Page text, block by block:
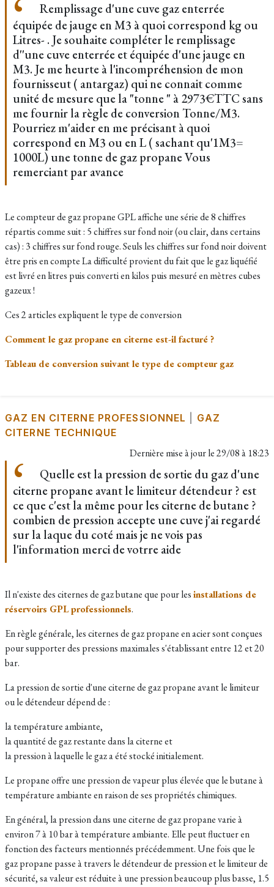
Remplissage d'une cuve gaz enterrée
équipée de jauge en M3 à quoi correspond kg ou
Litres- . Je souhaite compléter le remplissage
d''une cuve enterrée et équipée d'une jauge en
M3. Je me heurte à l'incompréhension de mon
fournisseut ( antargaz) qui ne connait comme
unité de mesure que la "tonne " à 2973€TTC sans
me fournir la règle de conversion Tonne/M3.
Pourriez m'aider en me précisant à quoi
correspond en M3 ou en L ( sachant qu'1M3=
1000L) une tonne de gaz propane Vous
remerciant par avance
Le compteur de gaz propane GPL affiche une série de 8 chiffres
répartis comme suit : 5 chiffres sur fond noir (ou clair, dans certains
cas) : 3 chiffres sur fond rouge. Seuls les chiffres sur fond noir doivent
être pris en compte La difficulté provient du fait que le gaz liquéfié
est livré en litres puis converti en kilos puis mesuré en mètres cubes
gazeux !
Ces 2 articles expliquent le type de conversion
Comment le gaz propane en citerne est-il facturé ?
Tableau de conversion suivant le type de compteur gaz
GAZ EN CITERNE PROFESSIONNEL
GAZ
CITERNE TECHNIQUE
Dernière mise à jour le29/08 à 18:23
Quelle est la pression de sortie du gaz d'une
citerne propane avant le limiteur détendeur ? est
ce que c'est la même pour les citerne de butane ?
combien de pression accepte une cuve j'ai regardé
sur la laque du coté mais je ne vois pas
l'information merci de votrre aide
Il n'existe des citernes de gaz butane que pour lesinstallations de
réservoirs GPL professionnels.
En règle générale, les citernes de gaz propane en acier sont conçues
pour supporter des pressions maximales s'établissant entre 12 et 20
bar.
La pression de sortie d'une citerne de gaz propane avant le limiteur
ou le détendeur dépend de :
la température ambiante,
la quantité de gaz restante dans la citerne et
la pression à laquelle le gaz a été stocké initialement.
Le propane offre une pression de vapeur plus élevée que le butane à
température ambiante en raison de ses propriétés chimiques.
En général, la pression dans une citerne de gaz propane varie à
environ 7 à 10 bar à température ambiante. Elle peut fluctuer en
fonction des facteurs mentionnés précédemment. Une fois que le
gaz propane passe à travers le détendeur de pression et le limiteur de
sécurité, sa valeur est réduite à une pression beaucoup plus basse, 1.5